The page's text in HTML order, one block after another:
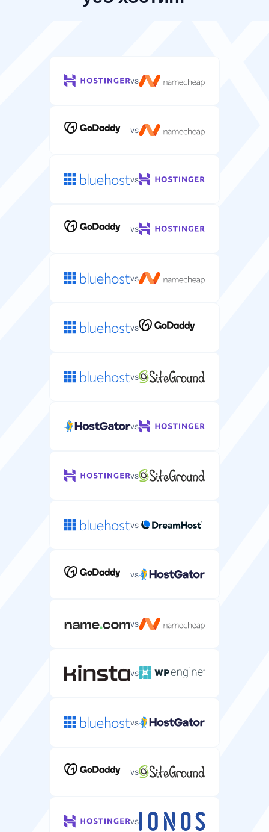
vs
vs
vs
vs
vs
vs
vs
vs
vs
vs
vs
vs
vs
vs
vs
vs